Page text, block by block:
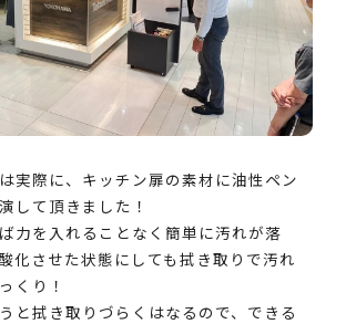
実際に、キッチン扉の素材に油性ペン
して頂きました！
力を入れることなく簡単に汚れが落
化させた状態にしても拭き取りで汚れ
くり！
と拭き取りづらくはなるので、できる